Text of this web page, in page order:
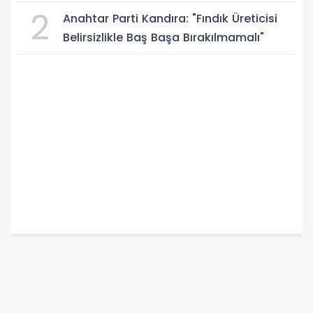
2
Anahtar Parti Kandıra: "Fındık Üreticisi
Belirsizlikle Baş Başa Bırakılmamalı"